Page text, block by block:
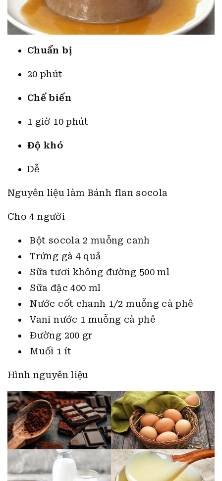
Chuẩn bị
20 phút
Chế biến
1 giờ 10 phút
Độ khó
Dễ
Nguyên liệu làm Bánh flan socola
Cho 4 người
Bột socola 2 muỗng canh
Trứng gà 4 quả
Sữa tươi không đường 500 ml
Sữa đặc 400 ml
Nước cốt chanh 1/2 muỗng cà phê
Vani nước 1 muỗng cà phê
Đường 200 gr
Muối 1 ít
Hình nguyên liệu